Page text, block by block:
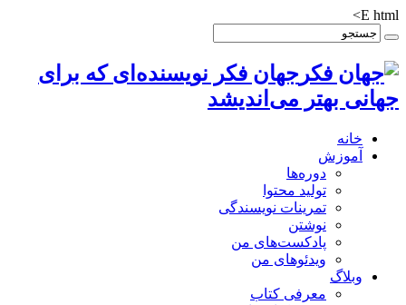
E html>
جهان فکر نویسنده‌ای که برای
جهانی بهتر می‌اندیشد
خانه
آموزش
دوره‌ها
تولید محتوا
تمرینات نویسندگی
نوشتن
پادکست‌های من
ویدئوهای من
وبلاگ
معرفی کتاب